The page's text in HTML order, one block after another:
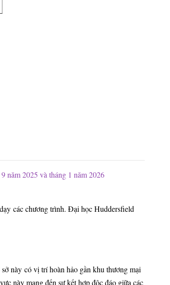
năm 2025 và tháng 1 năm 2026
các chương trình. Đại học Huddersfield
này có vị trí hoàn hảo gần khu thương mại
này mang đến sự kết hợp độc đáo giữa các